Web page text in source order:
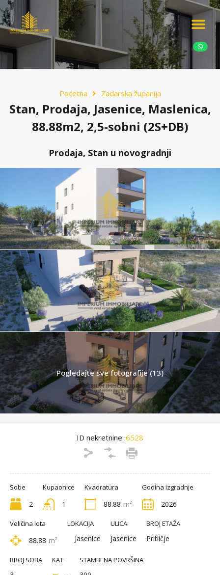
Poćetna Zadarska županija
Stan, Prodaja, Jasenice, Maslenica,
88.88m2, 2,5-sobni (2S+DB)
Prodaja, Stan u novogradnji
Pogledajte sve fotografije (13)
ID nekretnine: 6528
Sobe
2
Kupaonice
1
Kvadratura
88.88 m²
Godina izgradnje
2026
Veličina lota
88.88 m²
LOKACIJA
Jasenice
ULICA
Jasenice
BROJ ETAŽA
Pritličje
BROJ SOBA KAT STAMBENA POVRŠINA